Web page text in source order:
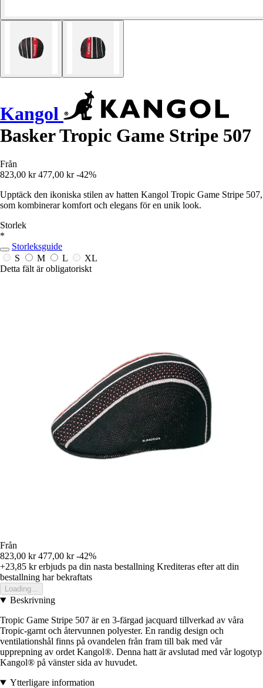
Kangol
Basker Tropic Game Stripe 507
Från
823,00 kr 477,00 kr -42%
Upptäck den ikoniska stilen av hatten Kangol Tropic Game Stripe 507,
som kombinerar komfort och elegans för en unik look.
Storlek
*
Storleksguide
S
M L
XL
Detta fält är obligatoriskt
Från
823,00 kr 477,00 kr -42%
+23,85 krerbjuds pa din nasta bestallning Krediteras efter att din
bestallning har bekraftats
Loading...
Beskrivning
Tropic Game Stripe 507 är en 3-färgad jacquard tillverkad av våra
Tropic-garnt och återvunnen polyester. En randig design och
ventilationshål finns på ovandelen från fram till bak med vår
upprepning av ordet Kangol®. Denna hatt är avslutad med vår logotyp
Kangol® på vänster sida av huvudet.
Ytterligare information